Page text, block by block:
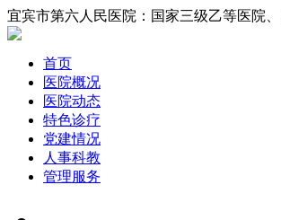
宜宾市第六人民医院：国家三级
首页
医院概况
医院动态
特色诊疗
党建情况
人事科教
管理服务